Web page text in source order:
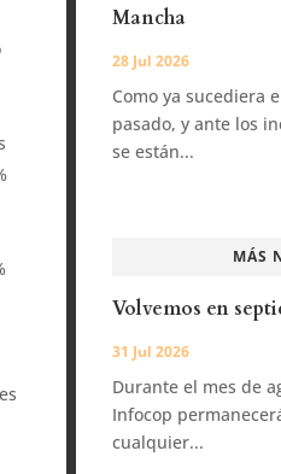
Mancha
28 Jul 2026
Como ya sucediera
pasado, y ante los
se están...
MÁS
Volvemos en
31 Jul 2026
Durante el mes de
Infocop
cualquier...